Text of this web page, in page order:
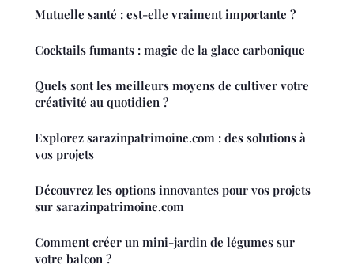
Mutuelle santé : est-elle vraiment importante ?
Cocktails fumants : magie de la glace carbonique
Quels sont les meilleurs moyens de cultiver votre
créativité au quotidien ?
Explorez sarazinpatrimoine.com : des solutions à
vos projets
Découvrez les options innovantes pour vos projets
sur sarazinpatrimoine.com
Comment créer un mini-jardin de légumes sur
votre balcon ?